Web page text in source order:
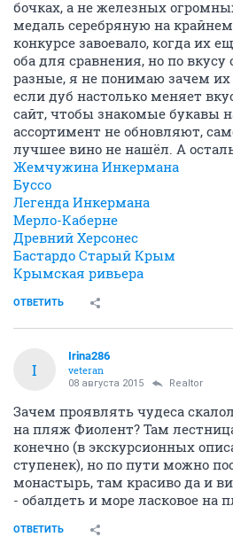
бочках, а не железных
медаль серебряную на
конкурсе завоевало, когда их
оба для сравнения, но по
разные, я не понимаю зачем их
если дуб настолько меняет
сайт, чтобы знакомые букавы
ассортимент не обновляют,
лучшее вино не нашёл. А
Жемчужина Инкермана
Буссо
Легенда Инкермана
Мерло-Каберне
Древний Херсонес
Бастардо Старый Крым
Крымская ривьера
ОТВЕТИТЬ
I
Irina286
veteran
08 августа 2015 Realtor
Зачем проявлять чудеса
на пляж Фиолент? Там
конечно (в экскурсионных
ступенек), но по пути можно
монастырь, там красиво да и
- обалдеть и море ласковое на
ОТВЕТИТЬ